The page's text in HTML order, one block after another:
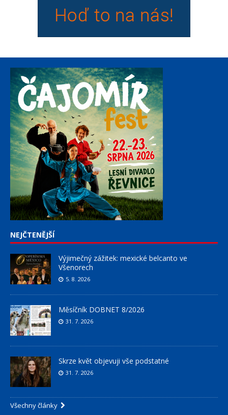
NEJČTENĚJŠÍ
Výjimečný zážitek: mexické belcanto ve
Všenorech
5. 8. 2026
Měsíčník DOBNET 8/2026
31. 7. 2026
Skrze květ objevuji vše podstatné
31. 7. 2026
Všechny články